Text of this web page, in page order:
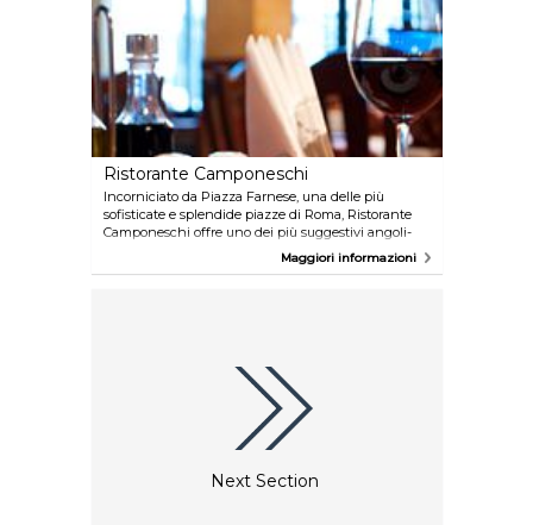
Ristorante Camponeschi
Incorniciato da Piazza Farnese, una delle più
sofisticate e splendide piazze di Roma, Ristorante
Camponeschi offre uno dei più suggestivi angoli-
salotto della capitale. Ma il segreto del successo di
questo ristorante sta nella sua cucina varia, creativa,
Maggiori informazioni
Next Section